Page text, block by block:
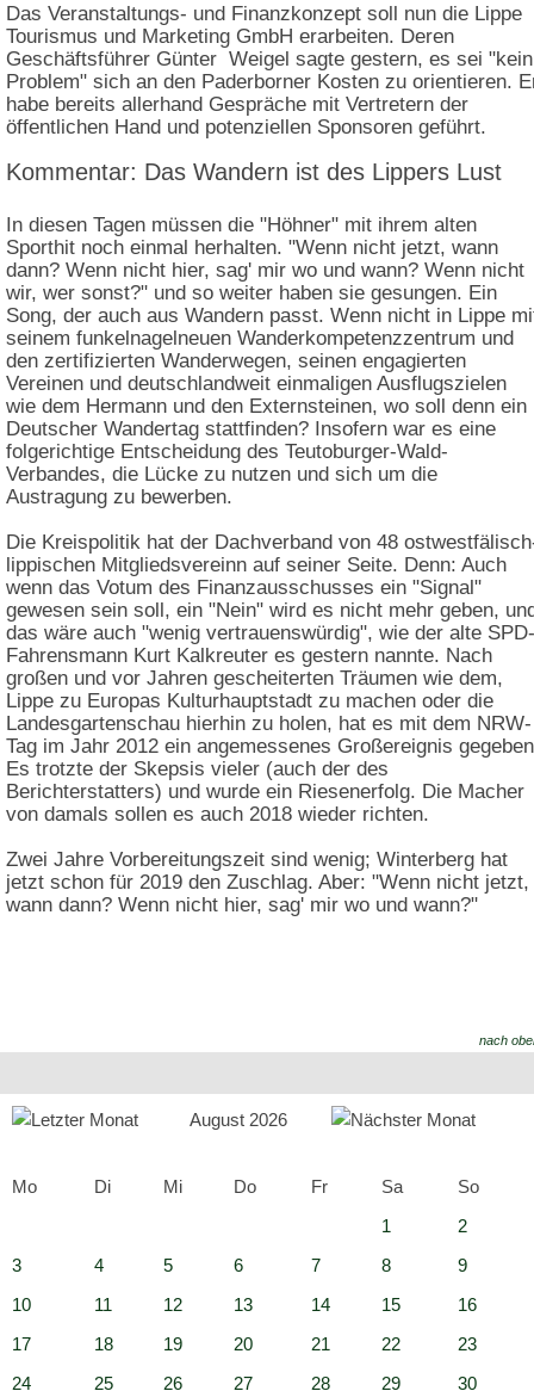
Das Veranstaltungs- und Finanzkonzept soll nun die Lippe
Tourismus und Marketing GmbH erarbeiten. Deren
Geschäftsführer Günter Weigel sagte gestern, es sei "kein
Problem" sich an den Paderborner Kosten zu orientieren.
habe bereits allerhand Gespräche mit Vertretern der
öffentlichen Hand und potenziellen Sponsoren geführt.
Kommentar: Das Wandern ist des Lippers Lust
In diesen Tagen müssen die "Höhner" mit ihrem alten
Sporthit noch einmal herhalten. "Wenn nicht jetzt, wann
dann? Wenn nicht hier, sag' mir wo und wann? Wenn nicht
wir, wer sonst?" und so weiter haben sie gesungen. Ein
Song, der auch aus Wandern passt. Wenn nicht in Lippe
seinem funkelnagelneuen Wanderkompetenzzentrum und
den zertifizierten Wanderwegen, seinen engagierten
Vereinen und deutschlandweit einmaligen Ausflugszielen
wie dem Hermann und den Externsteinen, wo soll denn ein
Deutscher Wandertag stattfinden? Insofern war es eine
folgerichtige Entscheidung des Teutoburger-Wald-
Verbandes, die Lücke zu nutzen und sich um die
Austragung zu bewerben.
Die Kreispolitik hat der Dachverband von 48
lippischen Mitgliedsvereinn auf seiner Seite. Denn: Auch
wenn das Votum des Finanzausschusses ein "Signal"
gewesen sein soll, ein "Nein" wird es nicht mehr geben,
das wäre auch "wenig vertrauenswürdig", wie der alte SPD-
Fahrensmann Kurt Kalkreuter es gestern nannte. Nach
großen und vor Jahren gescheiterten Träumen wie dem,
Lippe zu Europas Kulturhauptstadt zu machen oder die
Landesgartenschau hierhin zu holen, hat es mit dem NRW-
Tag im Jahr 2012 ein angemessenes Großereignis
Es trotzte der Skepsis vieler (auch der des
Berichterstatters) und wurde ein Riesenerfolg. Die Macher
von damals sollen es auch 2018 wieder richten.
Zwei Jahre Vorbereitungszeit sind wenig; Winterberg hat
jetzt schon für 2019 den Zuschlag. Aber: "Wenn nicht jetzt,
wann dann? Wenn nicht hier, sag' mir wo und wann?"
nach
August 2026
Mo Di Mi Do Fr Sa
So
1
2
3
4 5 6 7 8
9
10
11 12 13 14 15
16
17
18 19 20 21 22
23
24
25 26 27 28 29 30